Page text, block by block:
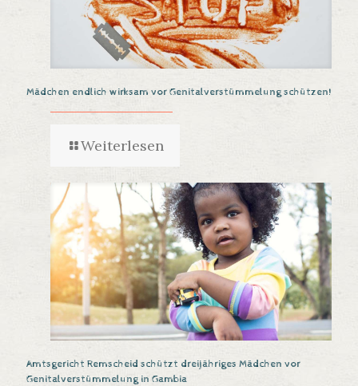
Mädchen endlich wirksam vor Genitalverstümmelung schützen!
Weiterlesen
Amtsgericht Remscheid schützt dreijähriges Mädchen vor
Genitalverstümmelung in Gambia